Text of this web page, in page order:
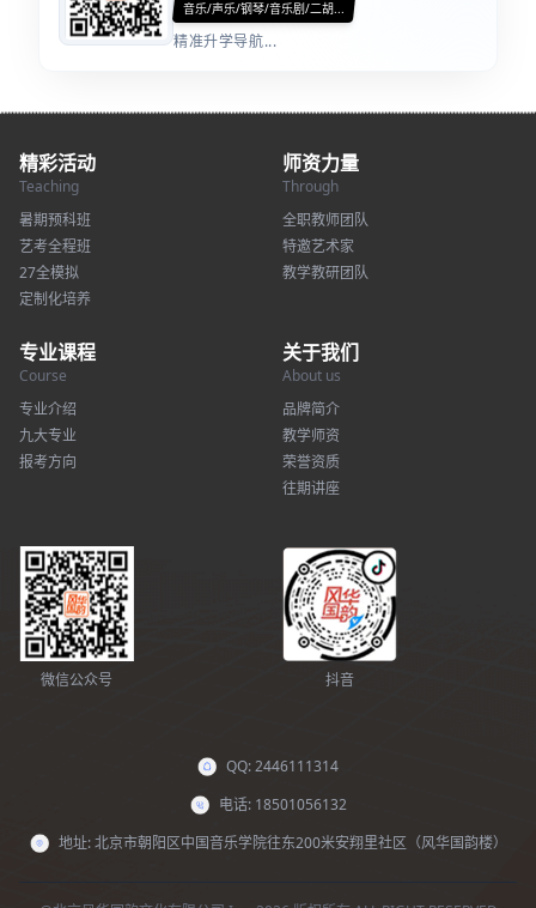
音乐/声乐/钢琴/音乐剧/二胡...
精准升学导航...
精彩活动
Teaching
暑期预科班
艺考全程班
27全模拟
定制化培养
师资力量
Through
全职教师团队
特邀艺术家
教学教研团队
专业课程
Course
专业介绍
九大专业
报考方向
关于我们
About us
品牌简介
教学师资
荣誉资质
往期讲座
微信公众号 抖音
QQ: 2446111314
电话: 18501056132
地址: 北京市朝阳区中国音乐学院往东200米安翔里社区（风华国韵楼）